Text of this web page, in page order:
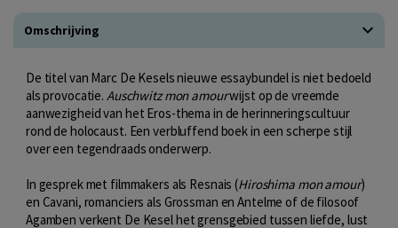
Omschrijving
De titel van Marc De Kesels nieuwe essaybundel is niet bedoeld
als provocatie. Auschwitz mon amourwijst op de vreemde
aanwezigheid van het Eros-thema in de herinneringscultuur
rond de holocaust. Een verbluffend boek in een scherpe stijl
over een tegendraads onderwerp.
In gesprek met filmmakers als Resnais (Hiroshima mon amour)
en Cavani, romanciers als Grossman en Antelme of de filosoof
Agamben verkent De Kesel het grensgebied tussen liefde, lust